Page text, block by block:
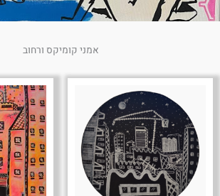
אמני קומיקס ורחוב